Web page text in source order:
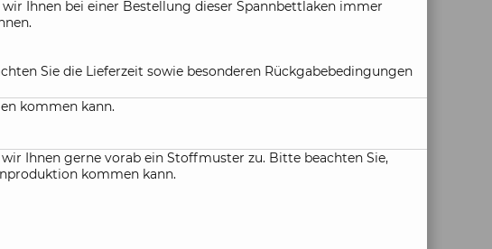
Ihnen bei einer Bestellung dieser Spannbettlaken immer
Sie die Lieferzeit sowie besonderen Rückgabebedingungen
kommen kann.
Ihnen gerne vorab ein Stoffmuster zu. Bitte beachten Sie,
kommen kann.